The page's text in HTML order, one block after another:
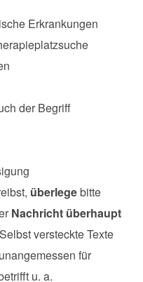
Erkrankungen
der Begriff
überlegebitte
Nachricht überhaupt
versteckte Texte
für
u. a.